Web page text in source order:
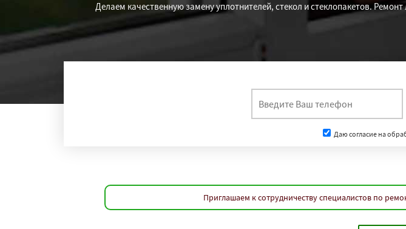
Дeлaeм качественную замену уплотнителей, стекол и стеклопакетов.
Даю согласие на
Приглашаем к сотрудничеству специалистов по